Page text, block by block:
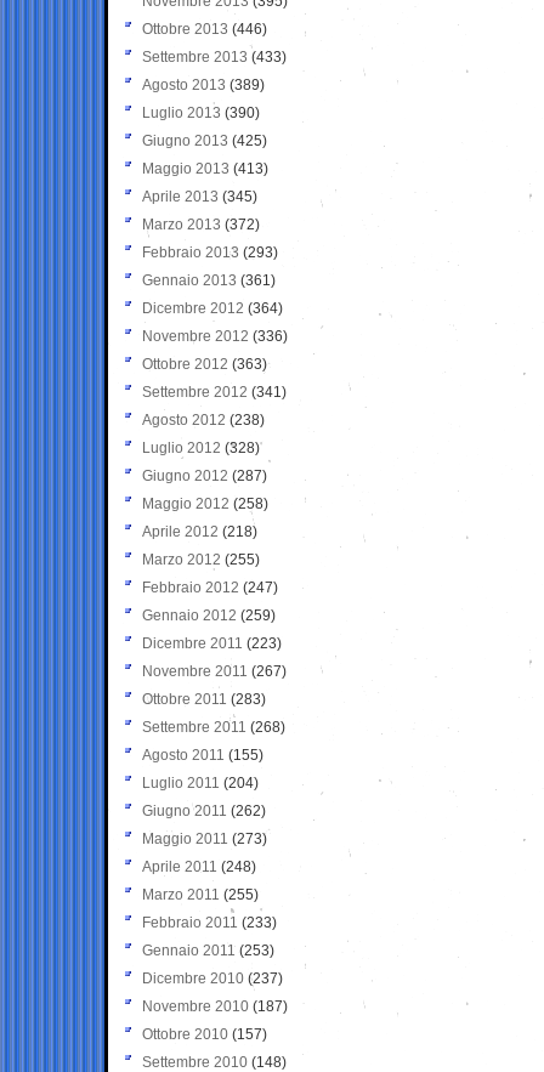
Ottobre 2013 (446)
Settembre 2013 (433)
Agosto 2013 (389)
Luglio 2013 (390)
Giugno 2013 (425)
Maggio 2013 (413)
Aprile 2013 (345)
Marzo 2013 (372)
Febbraio 2013 (293)
Gennaio 2013 (361)
Dicembre 2012 (364)
Novembre 2012 (336)
Ottobre 2012 (363)
Settembre 2012 (341)
Agosto 2012 (238)
Luglio 2012 (328)
Giugno 2012 (287)
Maggio 2012 (258)
Aprile 2012 (218)
Marzo 2012 (255)
Febbraio 2012 (247)
Gennaio 2012 (259)
Dicembre 2011 (223)
Novembre 2011 (267)
Ottobre 2011 (283)
Settembre 2011 (268)
Agosto 2011 (155)
Luglio 2011 (204)
Giugno 2011 (262)
Maggio 2011 (273)
Aprile 2011 (248)
Marzo 2011 (255)
Febbraio 2011 (233)
Gennaio 2011 (253)
Dicembre 2010 (237)
Novembre 2010 (187)
Ottobre 2010 (157)
Settembre 2010 (148)